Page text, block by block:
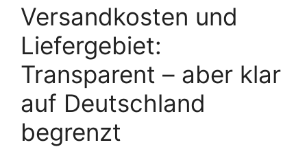
Versandkosten und
Liefergebiet:
Transparent – aber klar
auf Deutschland
begrenzt